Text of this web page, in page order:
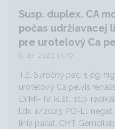
Susp. duplex. CA
počas udržiavacej
pre urotelový Ca
6. 10. 2023 14:49
T.č. 67ročný pac. s dg.
urotelový Ca pelvis renalis
LYM)- IV. kl.št., st.p.
l.dx. 1/2023, PD-L1
línia paliat. CHT